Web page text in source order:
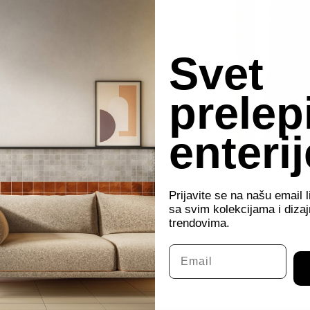
CANEPA Bymarkocov 4 августа, 2020
Next
album:
BOOK
Svet
Prijavite se na našu email
sa svim kolekcijama i
trendovima.
Email